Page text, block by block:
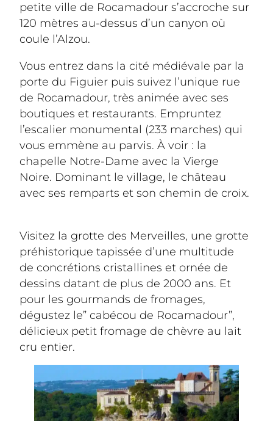
petite ville de Rocamadour s’accroche sur
120 mètres au-dessus d’un canyon où
coule l’Alzou.
Vous entrez dans la cité médiévale par la
porte du Figuier puis suivez l’unique rue
de Rocamadour, très animée avec ses
boutiques et restaurants. Empruntez
l’escalier monumental (233 marches) qui
vous emmène au parvis. À voir : la
chapelle Notre-Dame avec la Vierge
Noire. Dominant le village, le château
avec ses remparts et son chemin de croix.
Visitez la grotte des Merveilles, une grotte
préhistorique tapissée d’une multitude
de concrétions cristallines et ornée de
dessins datant de plus de 2000 ans. Et
pour les gourmands de fromages,
dégustez le” cabécou de Rocamadour”,
délicieux petit fromage de chèvre au lait
cru entier.